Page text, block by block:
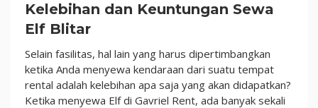
Kelebihan dan Keuntungan Sewa
Elf Blitar
Selain fasilitas, hal lain yang harus dipertimbangkan
ketika Anda menyewa kendaraan dari suatu tempat
rental adalah kelebihan apa saja yang akan didapatkan?
Ketika menyewa Elf di Gavriel Rent, ada banyak sekali